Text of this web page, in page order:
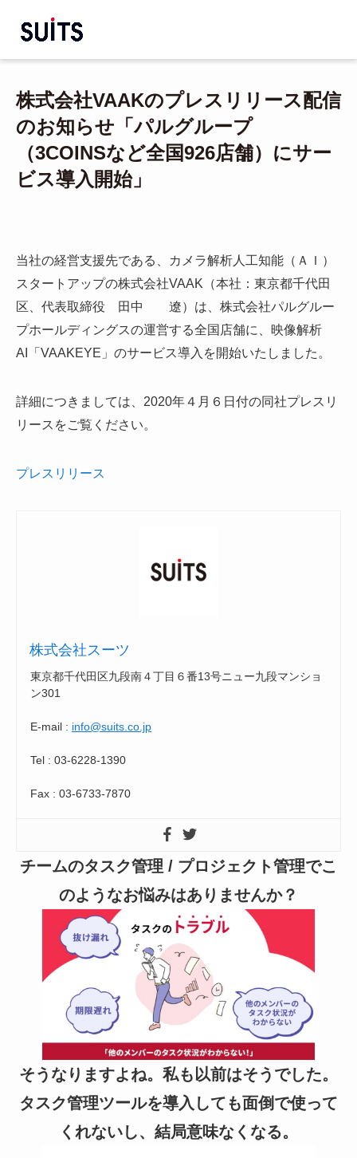
株式会社VAAKのプレスリリース配信
のお知らせ「パルグループ
（3COINSなど全国926店舗）にサー
ビス導入開始」
当社の経営支援先である、カメラ解析人工知能（ＡＩ）
スタートアップの株式会社VAAK（本社：東京都千代田
区、代表取締役 田中 遼）は、株式会社パルグルー
プホールディングスの運営する全国店舗に、映像解析
AI「VAAKEYE」のサービス導入を開始いたしました。
詳細につきましては、2020年４月６日付の同社プレスリ
リースをご覧ください。
プレスリリース
株式会社スーツ
東京都千代田区九段南４丁目６番13号ニュー九段マンショ
ン301
E-mail : info@suits.co.jp
Tel : 03-6228-1390
Fax : 03-6733-7870
チームのタスク管理 / プロジェクト管理でこ
のようなお悩みはありませんか？
そうなりますよね。私も以前はそうでした。
タスク管理ツールを導入しても面倒で使って
くれないし、結局意味なくなる。